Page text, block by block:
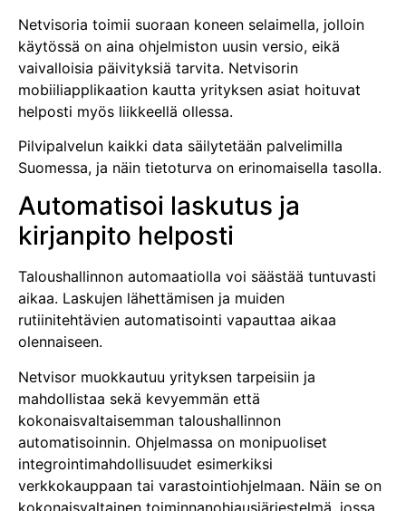
Netvisoria toimii suoraan koneen selaimella, jolloin
käytössä on aina ohjelmiston uusin versio, eikä
vaivalloisia päivityksiä tarvita. Netvisorin
mobiiliapplikaation kautta yrityksen asiat hoituvat
helposti myös liikkeellä ollessa.
Pilvipalvelun kaikki data säilytetään palvelimilla
Suomessa, ja näin tietoturva on erinomaisella tasolla.
Automatisoi laskutus ja
kirjanpito helposti
Taloushallinnon automaatiolla voi säästää tuntuvasti
aikaa. Laskujen lähettämisen ja muiden
rutiinitehtävien automatisointi vapauttaa aikaa
olennaiseen.
Netvisor muokkautuu yrityksen tarpeisiin ja
mahdollistaa sekä kevyemmän että
kokonaisvaltaisemman taloushallinnon
automatisoinnin. Ohjelmassa on monipuoliset
integrointimahdollisuudet esimerkiksi
verkkokauppaan tai varastointiohjelmaan. Näin se on
kokonaisvaltainen toiminnanohjausjärjestelmä, jossa